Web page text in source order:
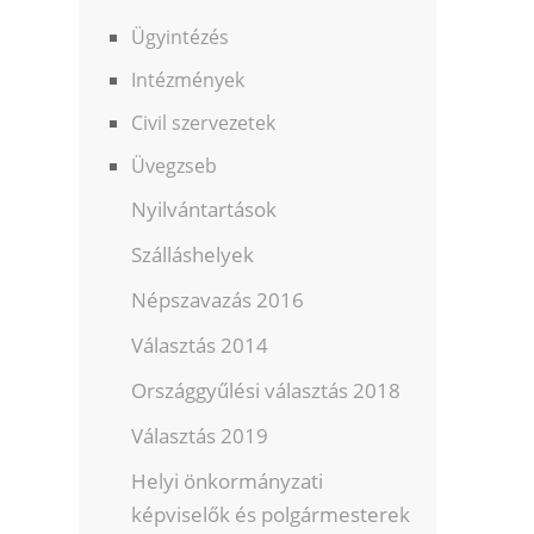
Ügyintézés
Intézmények
Civil szervezetek
Üvegzseb
Nyilvántartások
Szálláshelyek
Népszavazás 2016
Választás 2014
Országgyűlési választás 2018
Választás 2019
Helyi önkormányzati
képviselők és polgármesterek